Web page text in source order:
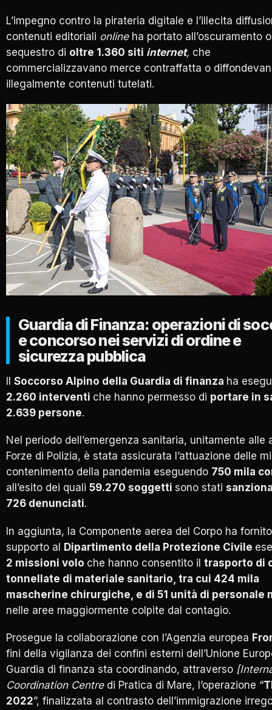
L’impegno contro la pirateria digitale e l’illecita
contenuti editoriali onlineha portato all’oscuramento
sequestro di oltre 1.360 siti internet, che
commercializzavano merce contraffatta o
illegalmente contenuti tutelati.
Guardia di Finanza: operazioni di
e concorso nei servizi di ordine e
sicurezza pubblica
Il Soccorso Alpino della Guardia di finanza ha
2.260 interventi che hanno permesso di portare in
2.639 persone.
Nel periodo dell’emergenza sanitaria, unitamente alle
Forze di Polizia, è stata assicurata l’attuazione delle
contenimento della pandemia eseguendo 750 mila
all’esito dei quali 59.270 soggetti sono stati
726 denunciati.
In aggiunta, la Componente aerea del Corpo ha fornito
supporto al Dipartimento della Protezione Civile
2 missioni volo che hanno consentito il trasporto di
tonnellate di materiale sanitario, tra cui 424 mila
mascherine chirurgiche, e di 51 unità di personale
nelle aree maggiormente colpite dal contagio.
Prosegue la collaborazione con l’Agenzia europea
fini della vigilanza dei confini esterni dell’Unione
Guardia di finanza sta coordinando, attraverso
Coordination Centredi Pratica di Mare, l’operazione “
2022”, finalizzata al contrasto dell’immigrazione